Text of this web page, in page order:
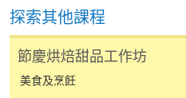
表可向報名中心或有關
表格後，請連同報名費
往報名中心或以郵遞方
探索其他課程
節慶烘焙甜品工作坊
美食及烹飪